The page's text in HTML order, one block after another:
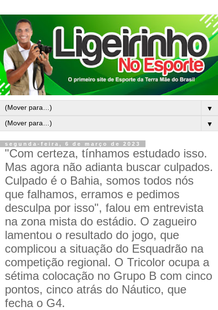
▼
▼
segunda-feira, 6 de março de 2023
"Com certeza, tínhamos estudado isso.
Mas agora não adianta buscar culpados.
Culpado é o Bahia, somos todos nós
que falhamos, erramos e pedimos
desculpa por isso", falou em entrevista
na zona mista do estádio. O zagueiro
lamentou o resultado do jogo, que
complicou a situação do Esquadrão na
competição regional. O Tricolor ocupa a
sétima colocação no Grupo B com cinco
pontos, cinco atrás do Náutico, que
fecha o G4.